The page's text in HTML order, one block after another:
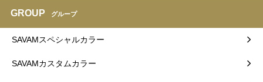
GROUP グループ
SAVAMスペシャルカラー
SAVAMカスタムカラー